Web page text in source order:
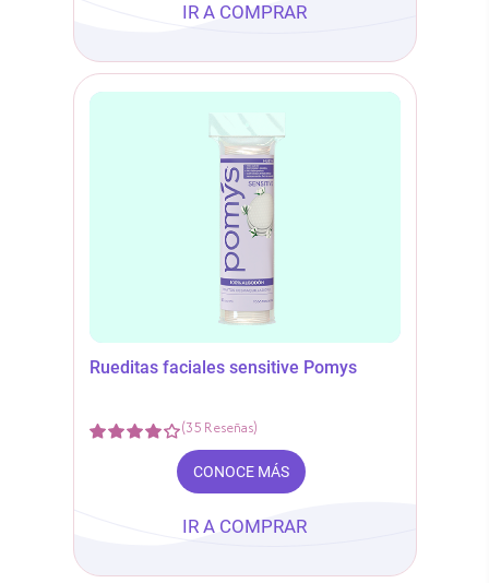
IR A COMPRAR
Rueditas faciales sensitive Pomys
(35 Reseñas)
CONOCE MÁS
IR A COMPRAR